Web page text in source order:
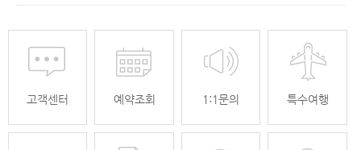
고객센터 예약조회 1:1문의 특수여행